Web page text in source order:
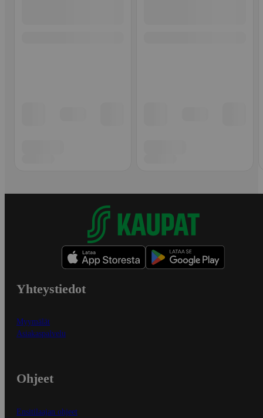
Yhteystiedot
Myymälät
Asiakaspalvelu
Ohjeet
Ensitilaajan ohjeet